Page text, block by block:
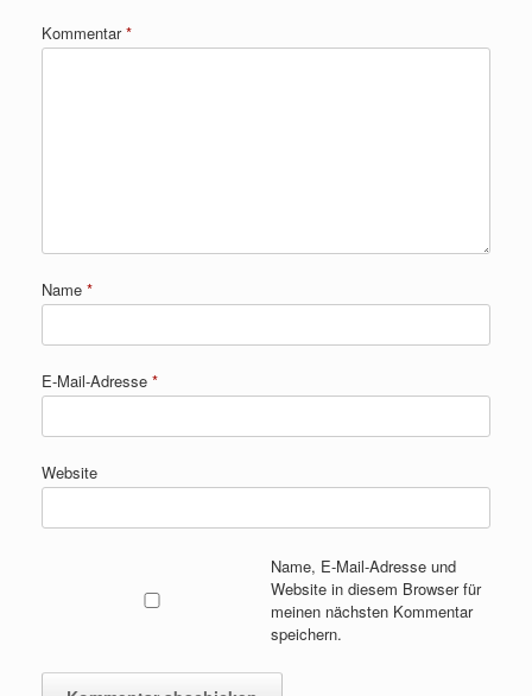
Kommentar*
Name *
E-Mail-Adresse *
Website
Name, E-Mail-Adresse und
Website in diesem Browser für
meinen nächsten Kommentar
speichern.